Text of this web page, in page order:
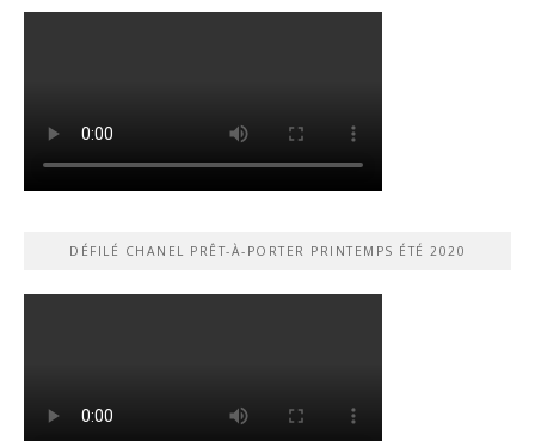
DÉFILÉ CHANEL PRÊT-À-PORTER PRINTEMPS ÉTÉ 2020